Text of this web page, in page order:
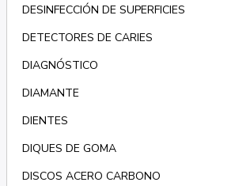
DESINFECCIÓN DE SUPERFICIES
DETECTORES DE CARIES
DIAGNÓSTICO
DIAMANTE
DIENTES
DIQUES DE GOMA
DISCOS ACERO CARBONO